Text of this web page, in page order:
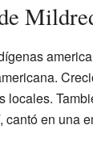
locales.
en una